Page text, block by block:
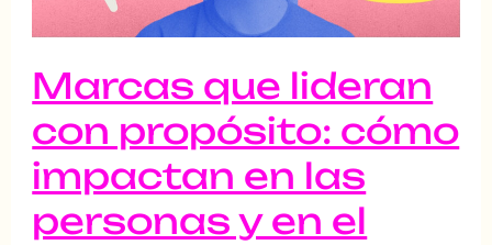
Marcas que lideran
con propósito: cómo
impactan en las
personas y en el
impactan
en
las
personas
en